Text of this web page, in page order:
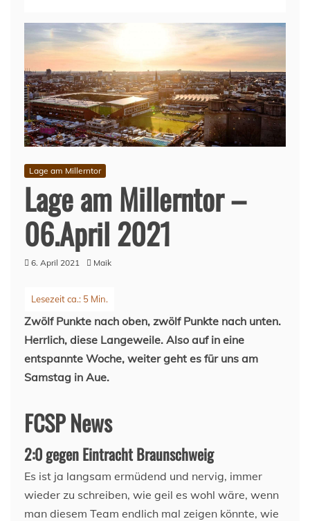
Lage am Millerntor
Lage am Millerntor –
06.April 2021
6. April 2021 Maik
Zwölf Punkte nach oben, zwölf Punkte nach unten.
Herrlich, diese Langeweile. Also auf in eine
entspannte Woche, weiter geht es für uns am
Samstag in Aue.
FCSP News
2:0 gegen Eintracht Braunschweig
Es ist ja langsam ermüdend und nervig, immer
wieder zu schreiben, wie geil es wohl wäre, wenn
man diesem Team endlich mal zeigen könnte, wie